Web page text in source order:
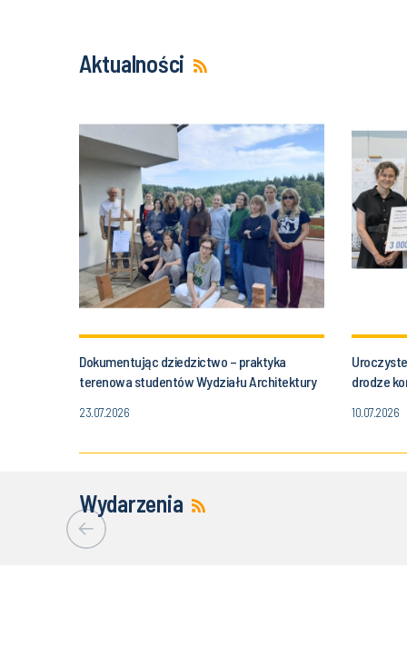
Aktualności
Dokumentując dziedzictwo – praktyka
terenowa studentów Wydziału Architektury
23.07.2026
drodze
10.07.2026
Wydarzenia